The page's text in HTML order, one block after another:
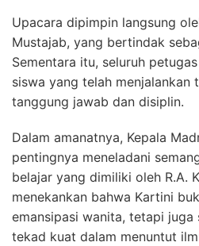
Upacara dipimpin langsung
Mustajab, yang bertindak
Sementara itu, seluruh
siswa yang telah menjalankan
tanggung jawab dan disiplin.
Dalam amanatnya, Kepala
pentingnya meneladani
belajar yang dimiliki oleh R.A.
menekankan bahwa Kartini
emansipasi wanita, tetapi
tekad kuat dalam menuntut